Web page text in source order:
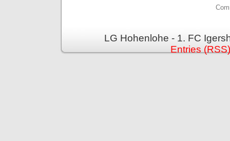
LG Hohenlohe - 1. FC
Entries (RSS)